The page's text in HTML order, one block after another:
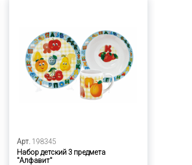
Арт. 198345
Набор детский 3 предмета
"Алфавит"